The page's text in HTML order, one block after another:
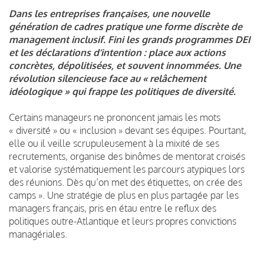
Dans les entreprises françaises, une nouvelle
génération de cadres pratique une forme discrète de
management inclusif. Fini les grands programmes DEI
et les déclarations d’intention : place aux actions
concrètes, dépolitisées, et souvent innommées. Une
révolution silencieuse face au « relâchement
idéologique » qui frappe les politiques de diversité.
Certains manageurs ne prononcent jamais les mots
« diversité » ou « inclusion » devant ses équipes. Pourtant,
elle ou il veille scrupuleusement à la mixité de ses
recrutements, organise des binômes de mentorat croisés
et valorise systématiquement les parcours atypiques lors
des réunions. Dès qu’on met des étiquettes, on crée des
camps ». Une stratégie de plus en plus partagée par les
managers français, pris en étau entre le reflux des
politiques outre-Atlantique et leurs propres convictions
managériales​.